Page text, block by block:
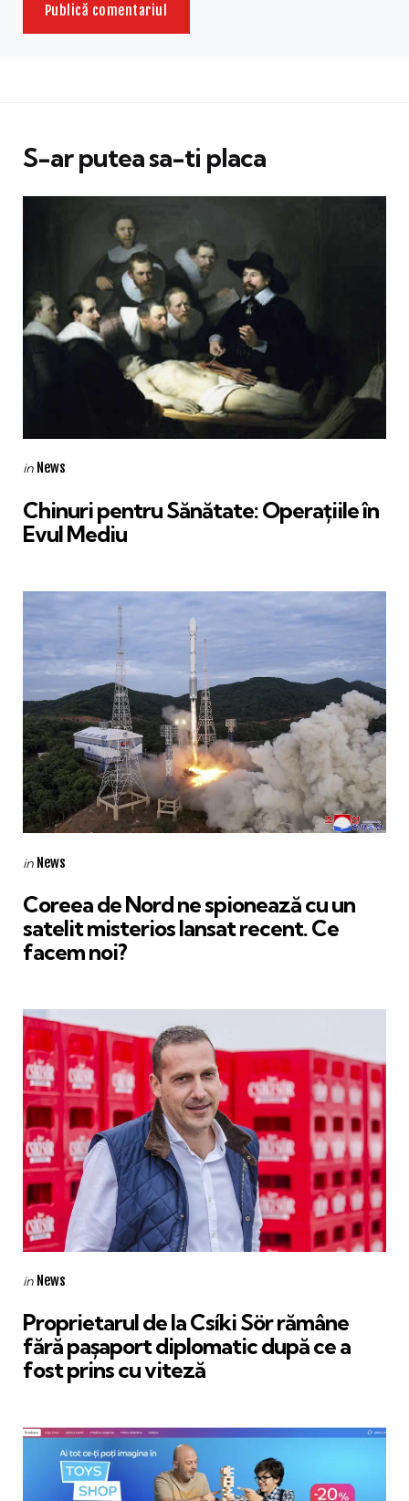
S-ar putea sa-ti placa
Categories
Posted
in News
Chinuri pentru Sănătate: Operațiile în
Evul Mediu
Categories
Posted
in News
Coreea de Nord ne spionează cu un
satelit misterios lansat recent. Ce
facem noi?
Categories
Posted
in News
Proprietarul de la Csíki Sör rămâne
fără pașaport diplomatic după ce a
fost prins cu viteză